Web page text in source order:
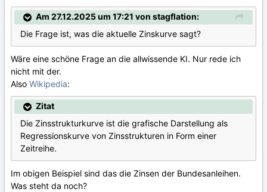
Am 27.12.2025 um 17:21 von stagflation:
Die Frage ist, was die aktuelle Zinskurve sagt?
Wäre eine schöne Frage an die allwissende KI. Nur rede ich
nicht mit der.
Also Wikipedia:
Zitat
Die Zinsstrukturkurve ist die grafische Darstellung als
Regressionskurve von Zinsstrukturen in Form einer
Zeitreihe.
Im obigen Beispiel sind das die Zinsen der Bundesanleihen.
Was steht da noch?